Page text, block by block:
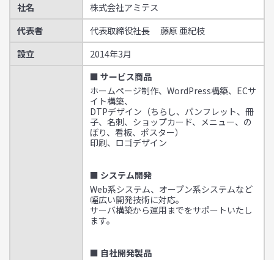
社名
株式会社アミテス
代表者
代表取締役社長 藤原 亜紀枝
設立
2014年3月
■ サービス商品
ホームページ制作、WordPress構築、ECサ
イト構築、
DTPデザイン（ちらし、パンフレット、冊
子、名刺、ショップカード、メニュー、の
ぼり、看板、ポスター）
印刷、ロゴデザイン
■ システム開発
Web系システム、オープン系システムなど
幅広い開発技術に対応。
サーバ構築から運用までをサポートいたし
ます。
■ 自社開発製品